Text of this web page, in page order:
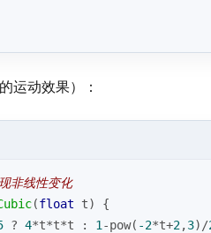
运动效果）：
非线性变化
(float t)
{
? 4*t*t*t : 1 -pow( -2*t+2,3)/